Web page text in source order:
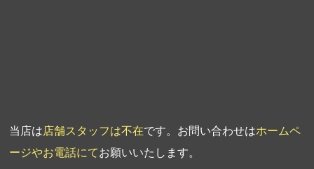
当店は店舗スタッフは不在です。お問い合わせはホームペ
ージやお電話にてお願いいたします。